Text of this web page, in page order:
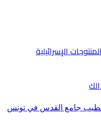
الإسرائيلية